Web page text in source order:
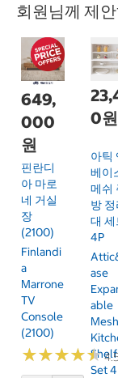
회원님께 제
649,
000
원
핀란디
아 마로
네 거실
장
(2100)
Finlandi
A
Marrone
TV
Console
(2100)
★★★★★
★★★★★
0원
아틱
베이
메쉬
방 정
대 세
4P
Ase
Able
Mesh
Shelf
Set